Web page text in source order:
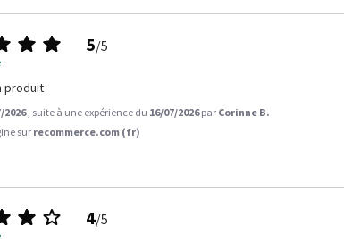
5/5
produit
2026 , suite à une expérience du 16/07/2026par Corinne B.
sur recommerce.com (fr)
4/5